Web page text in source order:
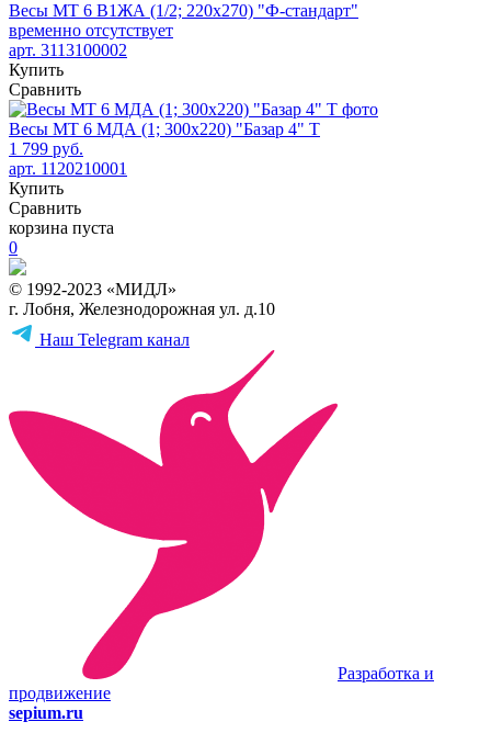
Весы МТ 6 В1ЖА (1/2; 220x270) "Ф-стандарт"
временно отсутствует
арт. 3113100002
Купить
Сравнить
Весы МТ 6 МДА (1; 300х220) "Базар 4" Т
1 799 руб.
арт. 1120210001
Купить
Сравнить
корзина пуста
0
© 1992-2023 «МИДЛ»
г. Лобня, Железнодорожная ул. д.10
Наш Telegram канал
Разработка и
продвижение
sepium.ru